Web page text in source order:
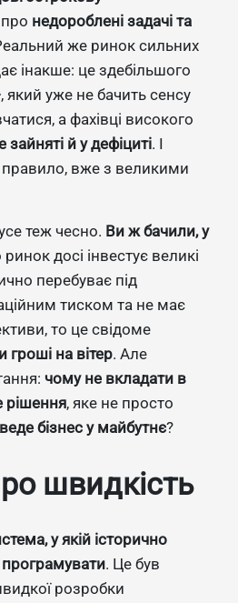
недороблені задачі та
же ринок сильних
інакше: це здебільшого
, який уже не бачить сенсу
а фахівці високого
зайняті й у дефіциті. І
вже з великими
теж чесно. Ви ж бачили, у
досі інвестує великі
перебуває під
тиском та не має
то це свідоме
гроші на вітер. Але
чому не вкладати в
рішення, яке не просто
веде бізнес у майбутнє?
швидкість
у якій історично
. Це був
розробки